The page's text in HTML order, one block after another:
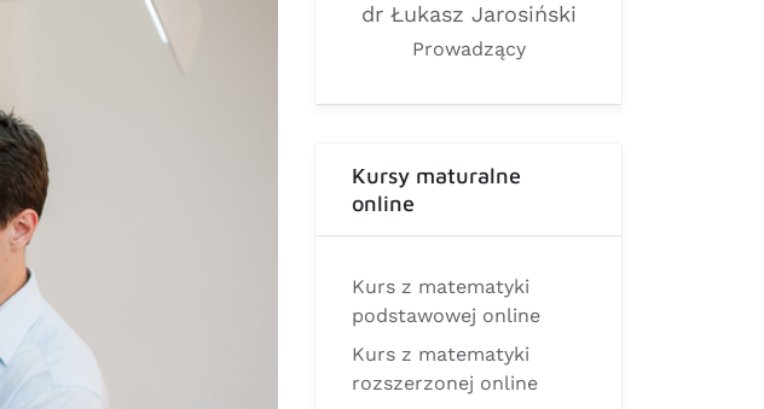
dr Łukasz Jarosiński
Prowadzący
Kursy maturalne
online
Kurs z matematyki
podstawowej online
Kurs z matematyki
rozszerzonej online